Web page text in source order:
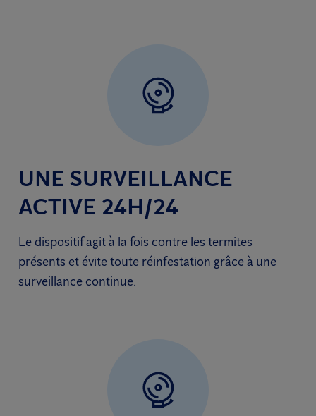
UNE SURVEILLANCE
ACTIVE 24H/24
Le dispositif agit à la fois contre les termites
présents et évite toute réinfestation grâce à une
surveillance continue.